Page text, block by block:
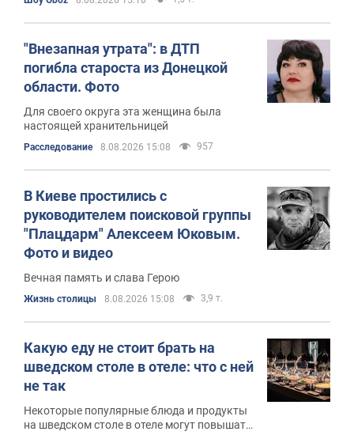
"Внезапная утрата": в ДТП
погибла староста из Донецкой
области. Фото
Для своего округа эта женщина была
настоящей хранительницей
Расследование 8.08.2026 15:08 957
В Киеве простились с
руководителем поисковой группы
"Плацдарм" Алексеем Юковым.
Фото и видео
Вечная память и слава Герою
Жизнь столицы 8.08.2026 15:08 3,9 т.
Какую еду не стоит брать на
шведском столе в отеле: что с ней
не так
Некоторые популярные блюда и продукты
на шведском столе в отеле могут повышать